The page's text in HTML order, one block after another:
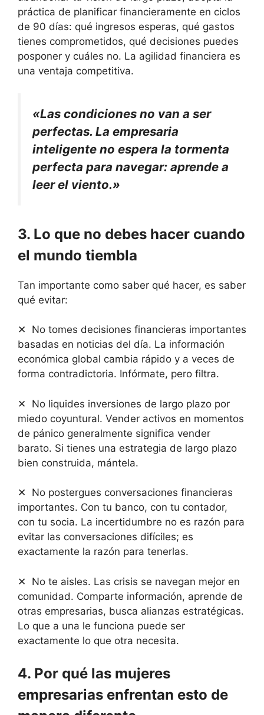
práctica de planificar financieramente en ciclos
de 90 días: qué ingresos esperas, qué gastos
tienes comprometidos, qué decisiones puedes
posponer y cuáles no. La agilidad financiera es
una ventaja competitiva.
«Las condiciones no van a ser
perfectas. La empresaria
inteligente no espera la tormenta
perfecta para navegar: aprende a
leer el viento.»
3. Lo que no debes hacer cuando
el mundo tiembla
Tan importante como saber qué hacer, es saber
qué evitar:
✕ No tomes decisiones financieras importantes
basadas en noticias del día. La información
económica global cambia rápido y a veces de
forma contradictoria. Infórmate, pero filtra.
✕ No liquides inversiones de largo plazo por
miedo coyuntural. Vender activos en momentos
de pánico generalmente significa vender
barato. Si tienes una estrategia de largo plazo
bien construida, mántela.
✕ No postergues conversaciones financieras
importantes. Con tu banco, con tu contador,
con tu socia. La incertidumbre no es razón para
evitar las conversaciones difíciles; es
exactamente la razón para tenerlas.
✕ No te aisles. Las crisis se navegan mejor en
comunidad. Comparte información, aprende de
otras empresarias, busca alianzas estratégicas.
Lo que a una le funciona puede ser
exactamente lo que otra necesita.
4. Por qué las mujeres
empresarias enfrentan esto de